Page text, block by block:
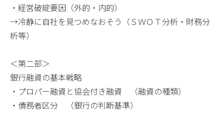
・経営破綻要因（外的・内的）
→冷静に自社を見つめなおそう（ＳＷＯＴ分析・財務分
析等）
＜第二部＞
銀行融資の基本戦略
・プロパー融資と協会付き融資 （融資の種類）
・債務者区分 （銀行の判断基準）